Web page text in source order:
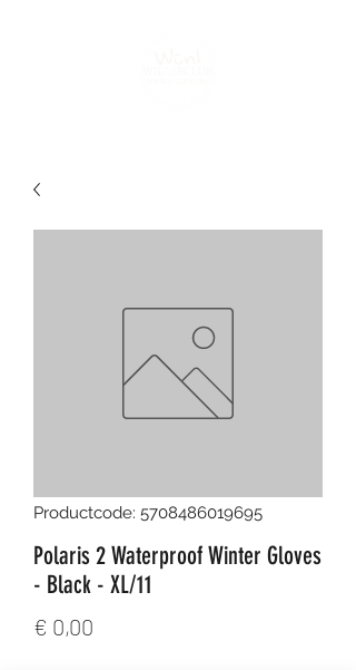
Productcode: 5708486019695
Polaris 2 Waterproof Winter Gloves
- Black - XL/11
€ 0,00